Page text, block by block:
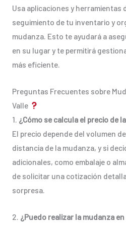
Usa aplicaciones y herramientas
seguimiento de tu inventario y
mudanza. Esto te ayudará a
en su lugar y te permitirá
más eficiente.
Preguntas Frecuentes sobre
Valle
1. ¿Cómo se calcula el precio de
El precio depende del volumen
distancia de la mudanza, y si
adicionales, como embalaje o
de solicitar una cotización
sorpresa.
2. ¿Puedo realizar la mudanza